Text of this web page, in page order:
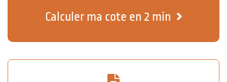
Calculer ma cote en 2 min